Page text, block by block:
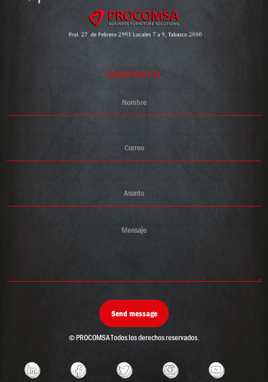
CONTACTO
© PROCOMSATodos los derechos reservados.